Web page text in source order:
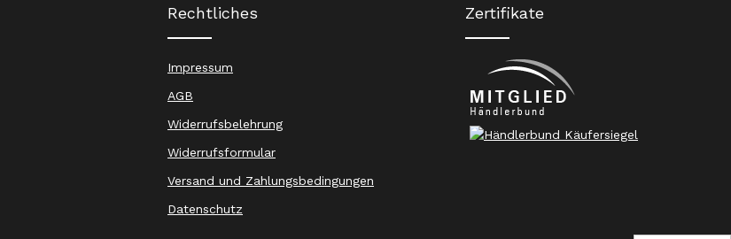
Rechtliches
Impressum
AGB
Widerrufsbelehrung
Widerrufsformular
Versand und Zahlungsbedingungen
Datenschutz
Zertifikate